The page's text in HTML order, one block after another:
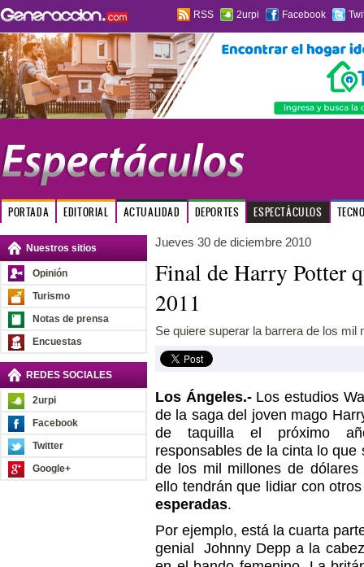
RSS 2urpi Facebook
PORTADA EDITORIAL ACTUALIDAD DEPORTES ESPECTÁCULOS
Nuestros sitios
Opinión
Turismo
Notas de prensa
Encuestas
REDES SOCIALES
2urpi
Facebook
Twitter
Google+
Jueves 30 de diciembre 2010
Final de Harry Potter
2011
Se quiere superar la barrera de los mil
Los Ángeles.-Los estudios
de la saga del joven mago
de taquilla el próximo
responsables de la cinta lo
de los mil millones de
ello tendrán que lidiar con
esperadas.
Por ejemplo, está la cuarta
genial Johnny Depp a la